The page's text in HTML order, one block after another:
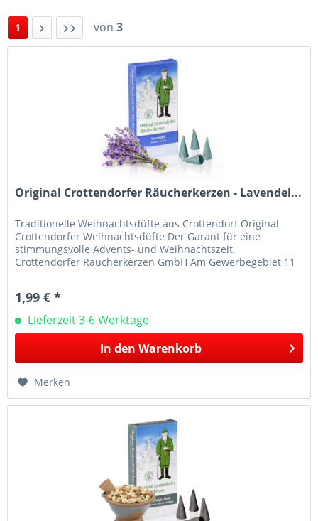
1 von 3
Original Crottendorfer Räucherkerzen - Lavendel...
Traditionelle Weihnachtsdüfte aus Crottendorf Original
Crottendorfer Weihnachtsdüfte Der Garant für eine
stimmungsvolle Advents- und Weihnachtszeit.
Crottendorfer Räucherkerzen GmbH Am Gewerbegebiet 11
1,99 € *
Lieferzeit 3-6 Werktage
In den Warenkorb
Merken